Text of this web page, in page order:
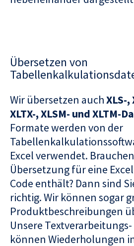
Übersetzen von
Wir übersetzen auchXLS-,
XLTX-, XLSM- und XLTM-
Formate werden von der
Excel verwendet.
Übersetzung für eine
Code enthält? Dann sind
richtig. Wir können sogar
Produktbeschreibungen
Unsere Textverarbeitungs-
können Wiederholungen